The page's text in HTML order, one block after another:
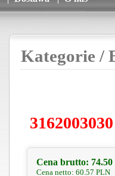
Kategorie /
Cena brutto: 74.50
Cena netto: 60.57 PLN